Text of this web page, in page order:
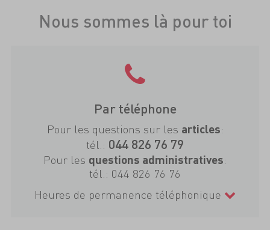
Nous sommes là pour toi
Par téléphone
Pour les questions sur les articles:
tél.: 044 826 76 79
Pour les questions administratives:
tél.: 044 826 76 76
Heures de permanence téléphonique